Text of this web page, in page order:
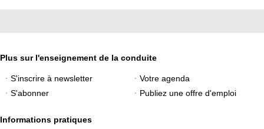
Plus sur l'enseignement de la conduite
S'inscrire à newsletter
Votre agenda
S'abonner
Publiez une offre d'emploi
Informations pratiques